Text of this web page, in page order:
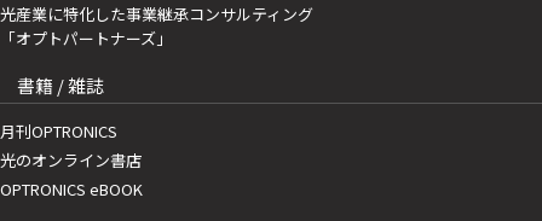
光産業に特化した事業継承コンサルティング
「オプトパートナーズ」
書籍 / 雑誌
月刊OPTRONICS
光のオンライン書店
OPTRONICS eBOOK